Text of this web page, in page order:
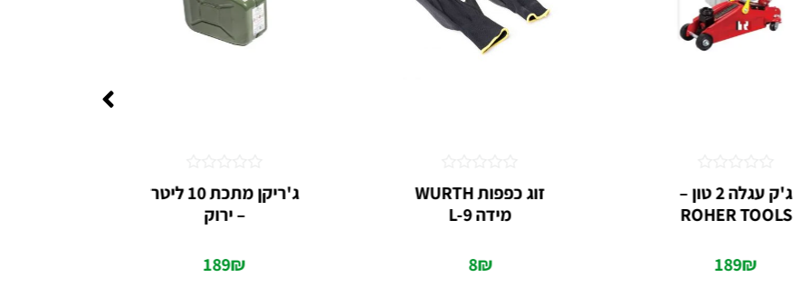
ג'ק עגלה 2 טון –
ROHER TOOLS
189₪
0
מתוך
5
זוג כפפות WURTH
מידה L-9
8₪
0
ג'ריקן מתכת 10 ליטר
– ירוק
189₪
דורג
0